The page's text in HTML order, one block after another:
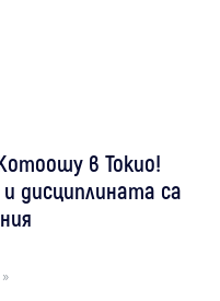
в Токио!
дисциплината са
»